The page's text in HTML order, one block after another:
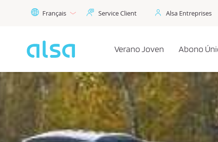
Saut au contenu principal
Français Service Client Alsa Entreprises
Verano Joven Abono